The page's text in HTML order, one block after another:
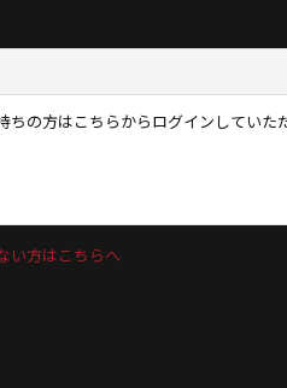
ちの方はこちらからログインしていた
い方はこちらへ